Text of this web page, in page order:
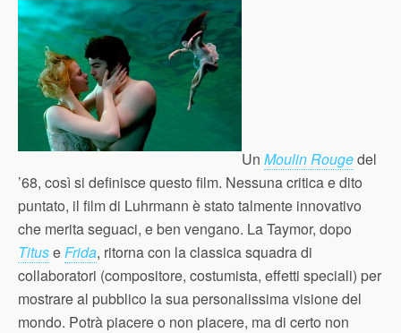
Un Moulin Rougedel
’68, così si definisce questo film. Nessuna critica e dito
puntato, il film di Luhrmann è stato talmente innovativo
che merita seguaci, e ben vengano. La Taymor, dopo
TituseFrida, ritorna con la classica squadra di
collaboratori (compositore, costumista, effetti speciali) per
mostrare al pubblico la sua personalissima visione del
mondo. Potrà piacere o non piacere, ma di certo non